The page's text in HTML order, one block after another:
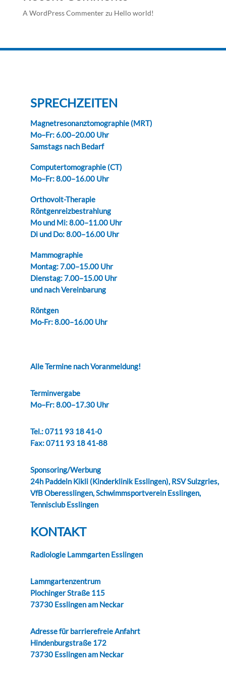
A WordPress Commenterzu Hello world!
SPRECHZEITEN
Magnetresonanztomographie (MRT)
Mo–Fr: 6.00–20.00 Uhr
Samstags nach Bedarf
Computertomographie (CT)
Mo–Fr: 8.00–16.00 Uhr
Orthovolt-Therapie
Röntgenreizbestrahlung
Mo und Mi: 8.00–11.00 Uhr
Di und Do: 8.00–16.00 Uhr
Mammographie
Montag: 7.00–15.00 Uhr
Dienstag: 7.00–15.00 Uhr
und nach Vereinbarung
Röntgen
Mo-Fr: 8.00–16.00 Uhr
Alle Termine nach Voranmeldung!
Terminvergabe
Mo–Fr: 8.00–17.30 Uhr
Tel.: 0711 93 18 41-0
Fax: 0711 93 18 41-88
Sponsoring/Werbung
24h Paddeln Kikli (Kinderklinik Esslingen), RSV Sulzgries,
VfB Oberesslingen, Schwimmsportverein Esslingen,
Tennisclub Esslingen
KONTAKT
Radiologie Lammgarten Esslingen
Lammgartenzentrum
Plochinger Straße 115
73730 Esslingen am Neckar
Adresse für barrierefreie Anfahrt
Hindenburgstraße 172
73730 Esslingen am Neckar